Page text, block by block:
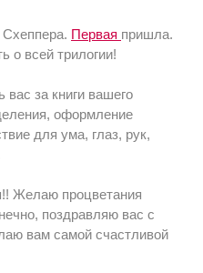
Схеппера. Первая пришла.
о всей трилогии!
вас за книги вашего
оформление
для ума, глаз, рук,
Желаю процветания
поздравляю вас с
вам самой счастливой